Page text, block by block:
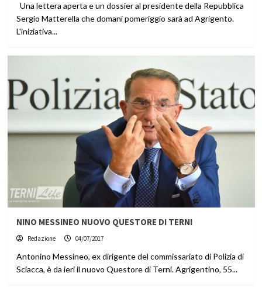
Una lettera aperta e un dossier al presidente della Repubblica
Sergio Matterella che domani pomeriggio sarà ad Agrigento.
L'iniziativa...
NINO MESSINEO NUOVO QUESTORE DI TERNI
Redazione 04/07/2017
Antonino Messineo, ex dirigente del commissariato di Polizia di
Sciacca, è da ieri il nuovo Questore di Terni. Agrigentino, 55...